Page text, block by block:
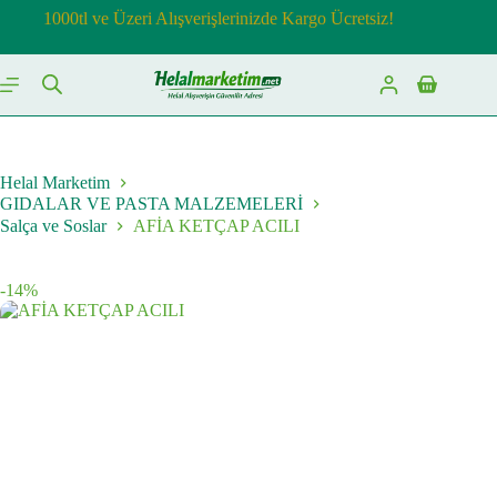
1000tl ve Üzeri Alışverişlerinizde Kargo Ücretsiz!
Shopping
cart
Helal Marketim
GIDALAR VE PASTA MALZEMELERİ
Salça ve Soslar
AFİA KETÇAP ACILI
-14%